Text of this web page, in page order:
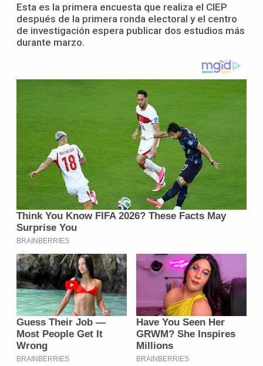
Esta es la primera encuesta que realiza el CIEP
después de la primera ronda electoral y el centro
de investigación espera publicar dos estudios más
durante marzo.